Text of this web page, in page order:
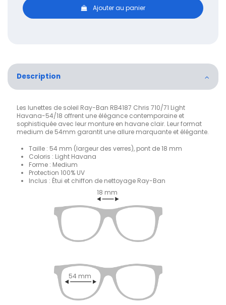
Ajouter au panier
Description
Les lunettes de soleil Ray-Ban RB4187 Chris 710/71 Light
Havana-54/18 offrent une élégance contemporaine et
sophistiquée avec leur monture en havane clair. Leur format
medium de 54mm garantit une allure marquante et élégante.
Taille : 54 mm (largeur des verres), pont de 18 mm
Coloris : Light Havana
Forme : Medium
Protection 100% UV
Inclus : Étui et chiffon de nettoyage Ray-Ban
18 mm
54 mm